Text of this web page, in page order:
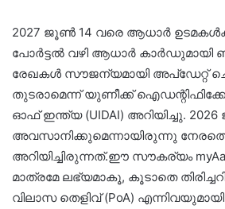
2027 ജൂൺ 14 വരെ ആധാർ ഉടമകൾക്ക്
പോർട്ടൽ വഴി ആധാർ കാർഡുമായി
രേഖകൾ സൗജന്യമായി അപ്ഡേറ്റ്
തുടരാമെന്ന് യുണീക്ക്
ഓഫ് ഇന്ത്യ (UIDAI) അറിയിച്ചു.
അവസാനിക്കുമെന്നായിരുന്നു
അറിയിച്ചിരുന്നത്.ഈ സൗകര്യം
മാത്രമേ ലഭ്യമാകൂ, കൂടാതെ
വിലാസ തെളിവ് (PoA) എന്നിവയുമായി